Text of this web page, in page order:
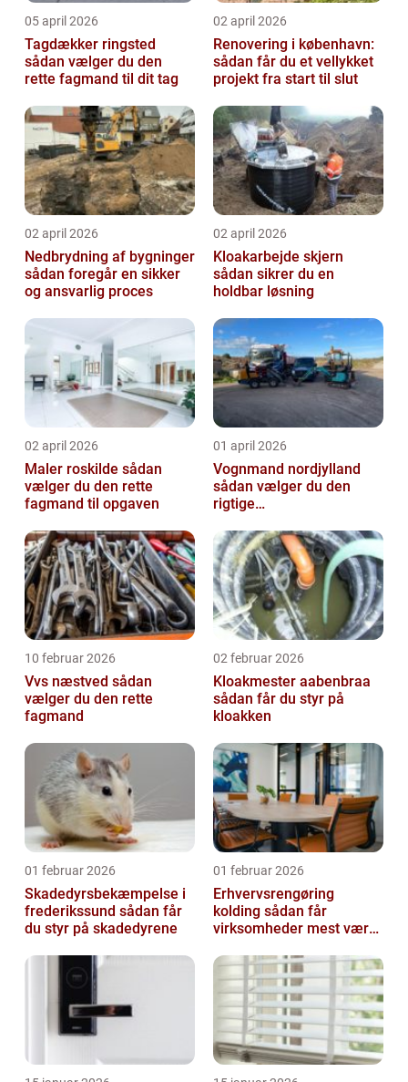
05 april 2026
Tagdækker ringsted
sådan vælger du den
rette fagmand til dit tag
02 april 2026
Renovering i københavn:
sådan får du et vellykket
projekt fra start til slut
02 april 2026
Nedbrydning af bygninger
sådan foregår en sikker
og ansvarlig proces
02 april 2026
Kloakarbejde skjern
sådan sikrer du en
holdbar løsning
02 april 2026
Maler roskilde sådan
vælger du den rette
fagmand til opgaven
01 april 2026
Vognmand nordjylland
sådan vælger du den
rigtige
10 februar 2026
Vvs næstved sådan
vælger du den rette
fagmand
02 februar 2026
Kloakmester aabenbraa
sådan får du styr på
kloakken
01 februar 2026
Skadedyrsbekæmpelse i
frederikssund sådan får
du styr på skadedyrene
01 februar 2026
Erhvervsrengøring
kolding sådan får
virksomheder mest værdi